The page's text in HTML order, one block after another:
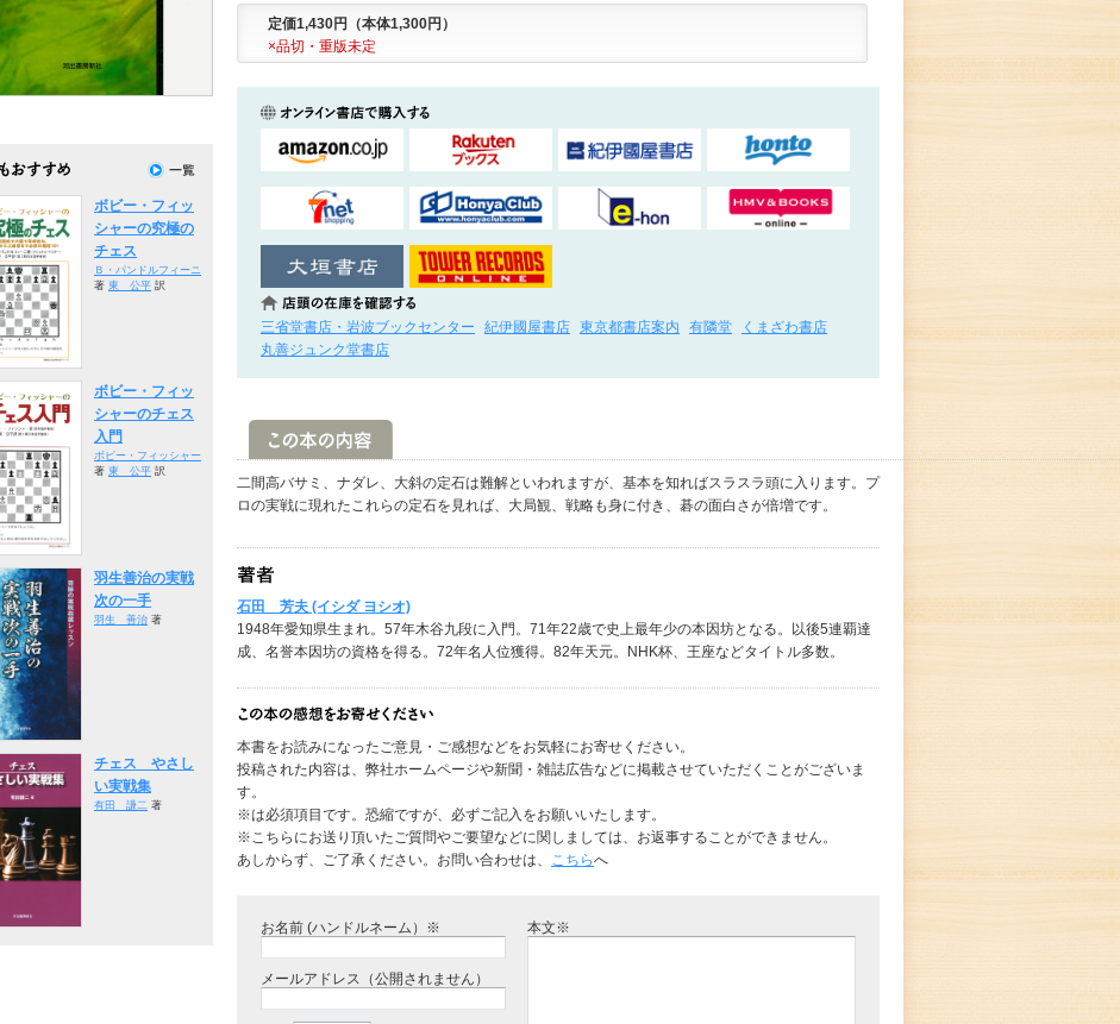
定価1,430円（本体1,300円）
×品切・重版未定
三省堂書店・岩波ブックセンター 紀伊國屋書店 東京都書店案内 有隣堂
くまざわ書店
丸善ジュンク堂書店
二間高バサミ、ナダレ、大斜の定石は難解といわれますが、基本を知ればスラスラ頭に入ります。プ
ロの実戦に現れたこれらの定石を見れば、大局観、戦略も身に付き、碁の面白さが倍増です。
石田 芳夫 (イシダ ヨシオ)
1948年愛知県生まれ。57年木谷九段に入門。71年22歳で史上最年少の本因坊となる。以後5連覇達
成、名誉本因坊の資格を得る。72年名人位獲得。82年天元。NHK杯、王座などタイトル多数。
本書をお読みになったご意見・ご感想などをお気軽にお寄せください。
投稿された内容は、弊社ホームページや新聞・雑誌広告などに掲載させていただくことがございま
す。
※は必須項目です。恐縮ですが、必ずご記入をお願いいたします。
※こちらにお送り頂いたご質問やご要望などに関しましては、お返事することができません。
あしからず、ご了承ください。お問い合わせは、 こちらへ
お名前 (ハンドルネーム）※
メールアドレス（公開されません）
本文※
ボビー・フィッ
シャーの究極の
チェス
Ｂ・パンドルフィーニ
著 東 公平 訳
ボビー・フィッ
シャーのチェス
入門
ボビー・フィッシャー
著 東 公平 訳
羽生善治の実戦
次の一手
羽生 善治 著
チェス やさし
い実戦集
有田 謙二 著